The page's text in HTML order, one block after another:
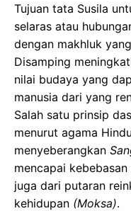
Tujuan tata Susila
selaras atau
dengan makhluk
Disamping
nilai budaya yang
manusia dari yang
Salah satu prinsip
menurut agama
menyeberangkan
mencapai
juga dari putaran
kehidupan (Moksa).